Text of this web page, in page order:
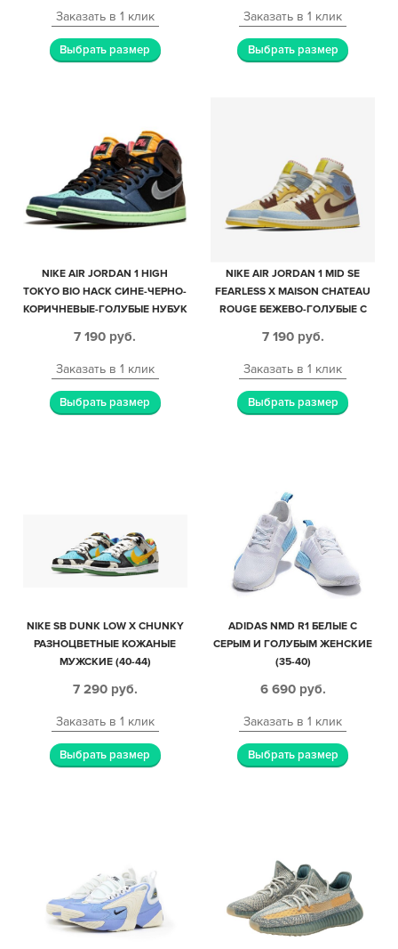
Заказать в 1 клик
Выбрать размер
Заказать в 1 клик
Выбрать размер
NIKE AIR JORDAN 1 HIGH
TOKYO BIO HACK СИНЕ-ЧЕРНО-
КОРИЧНЕВЫЕ-ГОЛУБЫЕ НУБУК
7 190 руб.
Заказать в 1 клик
Выбрать размер
NIKE AIR JORDAN 1 MID SE
FEARLESS X MAISON CHATEAU
ROUGE БЕЖЕВО-ГОЛУБЫЕ С
ЖЕНСКИЕ (35-39)
7 190 руб.
Заказать в 1 клик
Выбрать размер
NIKE SB DUNK LOW X CHUNKY
РАЗНОЦВЕТНЫЕ КОЖАНЫЕ
МУЖСКИЕ (40-44)
7 290 руб.
Заказать в 1 клик
Выбрать размер
ADIDAS NMD R1 БЕЛЫЕ С
СЕРЫМ И ГОЛУБЫМ ЖЕНСКИЕ
(35-40)
6 690 руб.
Заказать в 1 клик
Выбрать размер